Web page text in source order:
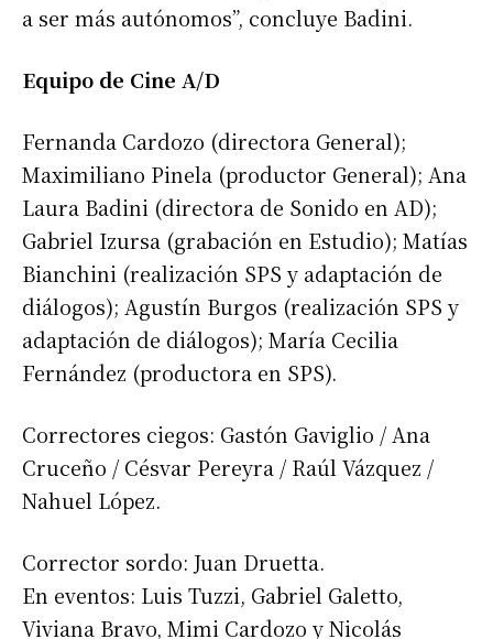
a ser más autónomos”, concluye Badini.
Equipo de Cine A/D
Fernanda Cardozo (directora General);
Maximiliano Pinela (productor General); Ana
Laura Badini (directora de Sonido en AD);
Gabriel Izursa (grabación en Estudio); Matías
Bianchini (realización SPS y adaptación de
diálogos); Agustín Burgos (realización SPS y
adaptación de diálogos); María Cecilia
Fernández (productora en SPS).
Correctores ciegos: Gastón Gaviglio / Ana
Cruceño / Césvar Pereyra / Raúl Vázquez /
Nahuel López.
Corrector sordo: Juan Druetta.
En eventos: Luis Tuzzi, Gabriel Galetto,
Viviana Bravo, Mimi Cardozo y Nicolás